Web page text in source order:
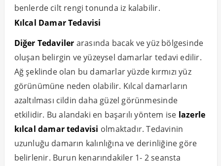
benlerde cilt rengi tonunda iz kalabilir.
Kılcal Damar Tedavisi
Diğer Tedaviler arasında bacak ve yüz bölgesinde
oluşan belirgin ve yüzeysel damarlar tedavi edilir.
Ağ şeklinde olan bu damarlar yüzde kırmızı yüz
görünümüne neden olabilir. Kılcal damarların
azaltılması cildin daha güzel görünmesinde
etkilidir. Bu alandaki en başarılı yöntem ise lazerle
kılcal damar tedavisi olmaktadır. Tedavinin
uzunluğu damarın kalınlığına ve derinliğine göre
belirlenir. Burun kenarındakiler 1- 2 seansta